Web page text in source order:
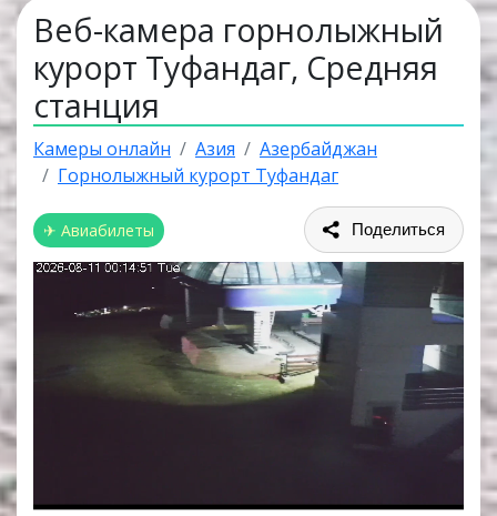
Веб-камера горнолыжный
курорт Туфандаг, Средняя
станция
Камеры онлайн Азия
Азербайджан
Горнолыжный курорт Туфандаг
✈ Авиабилеты Поделиться